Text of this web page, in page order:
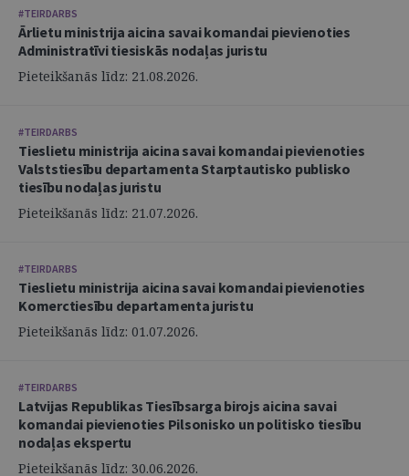
#TEIRDARBS
Ārlietu ministrija aicina savai komandai pievienoties
Administratīvi tiesiskās nodaļas juristu
Pieteikšanās līdz: 21.08.2026.
#TEIRDARBS
Tieslietu ministrija aicina savai komandai pievienoties
Valststiesību departamenta Starptautisko publisko
tiesību nodaļas juristu
Pieteikšanās līdz: 21.07.2026.
#TEIRDARBS
Tieslietu ministrija aicina savai komandai pievienoties
Komerctiesību departamenta juristu
Pieteikšanās līdz: 01.07.2026.
#TEIRDARBS
Latvijas Republikas Tiesībsarga birojs aicina savai
komandai pievienoties Pilsonisko un politisko tiesību
nodaļas ekspertu
Pieteikšanās līdz: 30.06.2026.